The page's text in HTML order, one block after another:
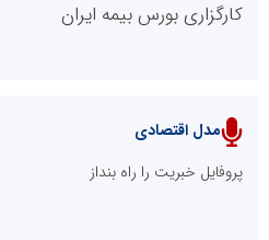
پایگاه خبری نهضت ملی مسکن
کارگزاری بورس بیمه ایران
مدل اقتصادی
پروفایل خبریت را راه بنداز